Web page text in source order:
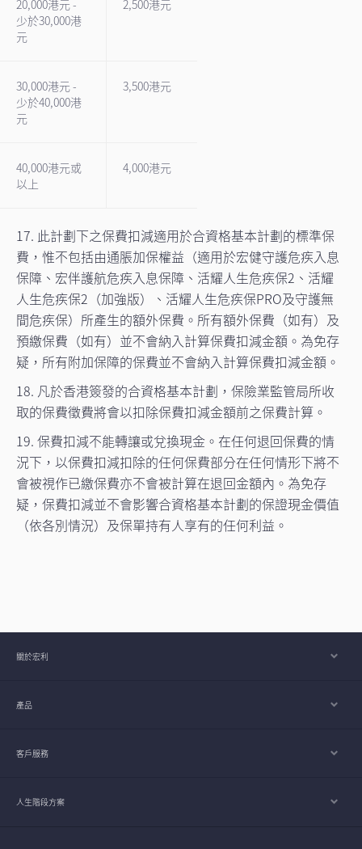
20,000港元 -
少於30,000港
元
2,500港元
30,000港元 -
少於40,000港
元
3,500港元
40,000港元或
以上
4,000港元
17. 此計劃下之保費扣減適用於合資格基本計劃的標準保
費，惟不包括由通脹加保權益（適用於宏健守護危疾入息
保障、宏伴護航危疾入息保障、活耀人生危疾保2、活耀
人生危疾保2（加強版）、活耀人生危疾保PRO及守護無
間危疾保）所產生的額外保費。所有額外保費（如有）及
預繳保費（如有）並不會納入計算保費扣減金額。為免存
疑，所有附加保障的保費並不會納入計算保費扣減金額。
18. 凡於香港簽發的合資格基本計劃，保險業監管局所收
取的保費徵費將會以扣除保費扣減金額前之保費計算。
19. 保費扣減不能轉讓或兌換現金。在任何退回保費的情
況下，以保費扣減扣除的任何保費部分在任何情形下將不
會被視作已繳保費亦不會被計算在退回金額內。為免存
疑，保費扣減並不會影響合資格基本計劃的保證現金價值
（依各別情況）及保單持有人享有的任何利益。
關於宏利
產品
客戶服務
人生階段方案